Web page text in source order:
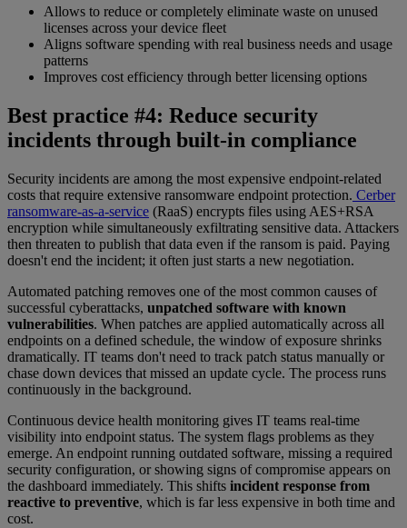
Allows to reduce or completely eliminate waste on unused
licenses across your device fleet
Aligns software spending with real business needs and usage
patterns
Improves cost efficiency through better licensing options
Best practice #4: Reduce security
incidents through built-in compliance
Security incidents are among the most expensive endpoint-related
costs that require extensive ransomware endpoint protection. Cerber
ransomware-as-a-service (RaaS) encrypts files using AES+RSA
encryption while simultaneously exfiltrating sensitive data. Attackers
then threaten to publish that data even if the ransom is paid. Paying
doesn't end the incident; it often just starts a new negotiation.
Automated patching removes one of the most common causes of
successful cyberattacks, unpatched software with known
vulnerabilities. When patches are applied automatically across all
endpoints on a defined schedule, the window of exposure shrinks
dramatically. IT teams don't need to track patch status manually or
chase down devices that missed an update cycle. The process runs
continuously in the background.
Continuous device health monitoring gives IT teams real-time
visibility into endpoint status. The system flags problems as they
emerge. An endpoint running outdated software, missing a required
security configuration, or showing signs of compromise appears on
the dashboard immediately. This shifts incident response from
reactive to preventive, which is far less expensive in both time and
cost.